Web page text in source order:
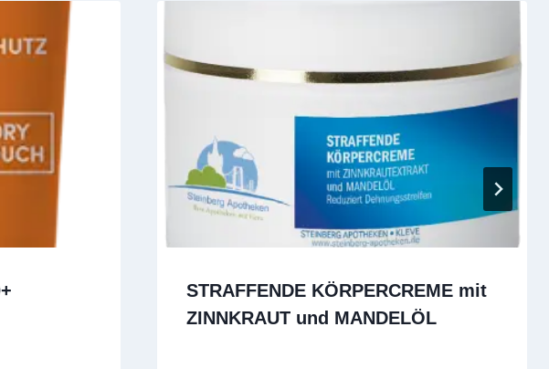
STRAFFENDE KÖRPERCREME mit
ZINNKRAUT und MANDELÖL